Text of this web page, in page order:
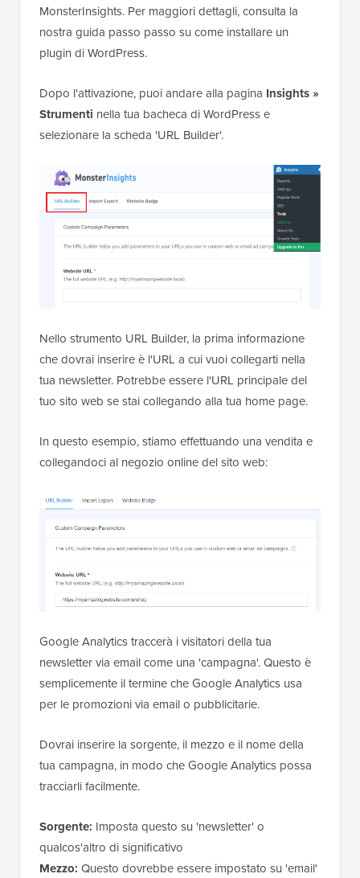
MonsterInsights. Per maggiori dettagli, consulta la
nostra guida passo passo su come installare un
plugin di WordPress.
Dopo l'attivazione, puoi andare alla pagina Insights »
Strumenti nella tua bacheca di WordPress e
selezionare la scheda 'URL Builder'.
Nello strumento URL Builder, la prima informazione
che dovrai inserire è l'URL a cui vuoi collegarti nella
tua newsletter. Potrebbe essere l'URL principale del
tuo sito web se stai collegando alla tua home page.
In questo esempio, stiamo effettuando una vendita e
collegandoci al negozio online del sito web:
Google Analytics traccerà i visitatori della tua
newsletter via email come una 'campagna'. Questo è
semplicemente il termine che Google Analytics usa
per le promozioni via email o pubblicitarie.
Dovrai inserire la sorgente, il mezzo e il nome della
tua campagna, in modo che Google Analytics possa
tracciarli facilmente.
Sorgente: Imposta questo su 'newsletter' o
qualcos'altro di significativo
Mezzo: Questo dovrebbe essere impostato su 'email'